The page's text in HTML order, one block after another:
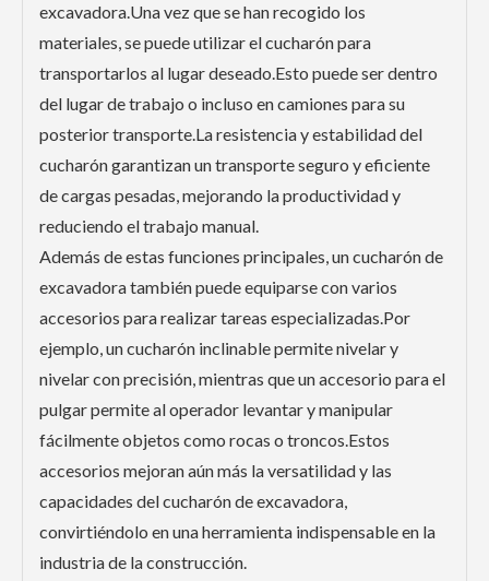
excavadora.Una vez que se han recogido los
materiales, se puede utilizar el cucharón para
transportarlos al lugar deseado.Esto puede ser dentro
del lugar de trabajo o incluso en camiones para su
posterior transporte.La resistencia y estabilidad del
cucharón garantizan un transporte seguro y eficiente
de cargas pesadas, mejorando la productividad y
reduciendo el trabajo manual.
Además de estas funciones principales, un cucharón de
excavadora también puede equiparse con varios
accesorios para realizar tareas especializadas.Por
ejemplo, un cucharón inclinable permite nivelar y
nivelar con precisión, mientras que un accesorio para el
pulgar permite al operador levantar y manipular
fácilmente objetos como rocas o troncos.Estos
accesorios mejoran aún más la versatilidad y las
capacidades del cucharón de excavadora,
convirtiéndolo en una herramienta indispensable en la
industria de la construcción.